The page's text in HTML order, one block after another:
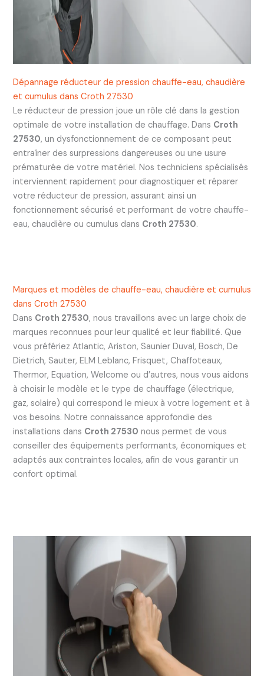
Dépannage réducteur de pression chauffe-eau, chaudière
et cumulus dans Croth 27530
Le réducteur de pression joue un rôle clé dans la gestion
optimale de votre installation de chauffage. Dans Croth
27530, un dysfonctionnement de ce composant peut
entraîner des surpressions dangereuses ou une usure
prématurée de votre matériel. Nos techniciens spécialisés
interviennent rapidement pour diagnostiquer et réparer
votre réducteur de pression, assurant ainsi un
fonctionnement sécurisé et performant de votre chauffe-
eau, chaudière ou cumulus dans Croth 27530.
Marques et modèles de chauffe-eau, chaudière et cumulus
dans Croth 27530
Dans Croth 27530, nous travaillons avec un large choix de
marques reconnues pour leur qualité et leur fiabilité. Que
vous préfériez Atlantic, Ariston, Saunier Duval, Bosch, De
Dietrich, Sauter, ELM Leblanc, Frisquet, Chaffoteaux,
Thermor, Equation, Welcome ou d’autres, nous vous aidons
à choisir le modèle et le type de chauffage (électrique,
gaz, solaire) qui correspond le mieux à votre logement et à
vos besoins. Notre connaissance approfondie des
installations dans Croth 27530 nous permet de vous
conseiller des équipements performants, économiques et
adaptés aux contraintes locales, afin de vous garantir un
confort optimal.